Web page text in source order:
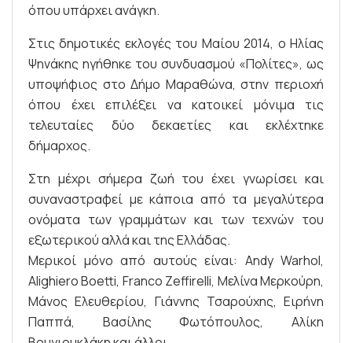
όπου υπάρχει ανάγκη.
Στις δημοτικές εκλογές του Μαίου 2014, ο Ηλίας
Ψηνάκης ηγήθηκε του συνδυασμού «Πολίτες», ως
υποψήφιος στο Δήμο Μαραθώνα, στην περιοχή
όπου έχει επιλέξει να κατοικεί μόνιμα τις
τελευταίες δύο δεκαετίες και εκλέχτηκε
δήμαρχος.
Στη μέχρι σήμερα ζωή του έχει γνωρίσει και
συναναστραφεί με κάποια από τα μεγαλύτερα
ονόματα των γραμμάτων και των τεχνών του
εξωτερικού αλλά και της Ελλάδας.
Μερικοί μόνο από αυτούς είναι: Andy Warhol,
Alighiero Boetti, Franco Zeffirelli, Μελίνα Μερκούρη,
Μάνος Ελευθερίου, Γιάννης Τσαρούχης, Ειρήνη
Παππά, Βασίλης Φωτόπουλος, Αλίκη